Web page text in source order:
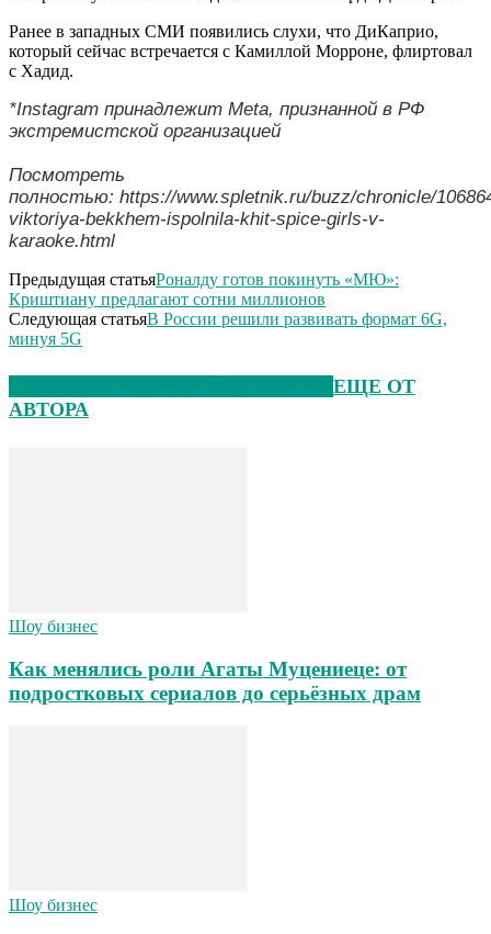
Ранее в западных СМИ появились слухи, что ДиКаприо,
который сейчас встречается с Камиллой Морроне, флиртовал
с Хадид.
*Instagram принадлежит Meta, признанной в РФ
экстремистской организацией
Посмотреть
полностью: https://www.spletnik.ru/buzz/chronicle/
viktoriya-bekkhem-ispolnila-khit-spice-girls-v-
karaoke.html
Предыдущая статьяРоналду готов покинуть «МЮ»:
Криштиану предлагают сотни миллионов
Следующая статьяВ России решили развивать формат 6G,
минуя 5G
ЕЩЕ ОТ
АВТОРА
Шоу бизнес
Как менялись роли Агаты Муцениеце: от
подростковых сериалов до серьёзных драм
Шоу бизнес